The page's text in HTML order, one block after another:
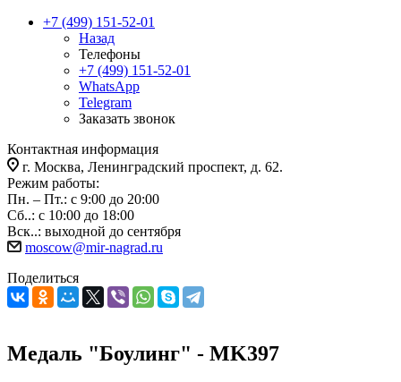
+7 (499) 151-52-01
Назад
Телефоны
+7 (499) 151-52-01
WhatsApp
Telegram
Заказать звонок
Контактная информация
г. Москва, Ленинградский проспект, д. 62.
Режим работы:
Пн. – Пт.: с 9:00 до 20:00
Сб..: с 10:00 до 18:00
Вск..: выходной до сентября
moscow@mir-nagrad.ru
Поделиться
Медаль "Боулинг" - MK397